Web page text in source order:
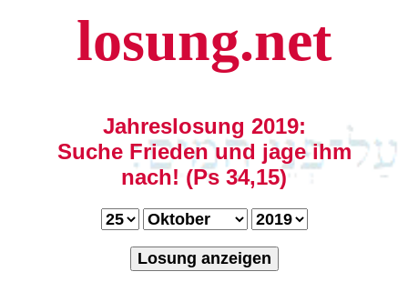
losung.net
Jahreslosung 2019:
Suche Frieden und jage ihm
nach! (Ps 34,15)
Losung anzeigen